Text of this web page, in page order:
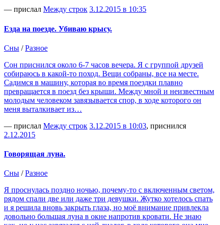
— прислал Между строк 3.12.2015 в 10:35
Езда на поезде. Убиваю крысу.
Сны /Разное
Сон приснился около 6-7 часов вечера. Я с группой друзей
собираюсь в какой-то поход. Вещи собраны, все на месте.
Садимся в машину, которая во время поездки плавно
превращается в поезд без крыши. Между мной и неизвестным
молодым человеком завязывается спор, в ходе которого он
меня выталкивает из…
— прислал Между строк 3.12.2015 в 10:03, приснился
2.12.2015
Говорящая луна.
Сны /Разное
Я проснулась поздно ночью, почему-то с включенным светом,
рядом спали две или даже три девушки. Жутко хотелось спать
и я решила вновь закрыть глаза, но моё внимание привлекла
довольно большая луна в окне напротив кровати. Не знаю